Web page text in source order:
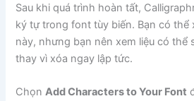
Sau khi quá trình hoàn tất,
ký tự trong font tùy biến. Bạn có thể
này, nhưng bạn nên xem liệu có thể
thay vì xóa ngay lập tức.
ChọnAdd Characters to Your Font